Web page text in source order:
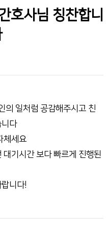
호사님 칭찬합니
의 일처럼 공감해주시고 친
니다
체세요
기시간 보다 빠르게 진행된
니다!